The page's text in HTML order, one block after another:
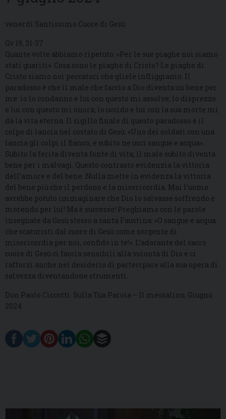
venerdì Santissimo Cuore di Gesù
Gv 19, 31-37
Quante volte abbiamo ripetuto: «Per le sue piaghe noi siamo
stati guariti». Cosa sono le piaghe di Cristo? Le piaghe di
Cristo siamo noi peccatori che gliele infliggiamo. Il
paradosso è che il male che faccio a Dio diventa un bene per
me: io lo condanno e lui con questo mi assolve; lo disprezzo
e lui con questo mi onora; lo uccido e lui con la sua morte mi
dà la vita eterna. Il sigillo finale di questo paradosso è il
colpo di lancia nel costato di Gesù: «Uno dei soldati con una
lancia gli colpì il fianco, e subito ne uscì sangue e acqua».
Subito la ferita diventa fonte di vita; il male subìto diventa
bene per i malvagi. Questo contrasto evidenzia la vittoria
dell’amore e del bene. Nulla mette in evidenza la vittoria
del bene più che il perdono e la misericordia. Mai l’uomo
avrebbe potuto immaginare che Dio lo salvasse soffrendo e
morendo per lui! Ma è successo! Preghiamo con le parole
insegnate da Gesù stesso a santa Faustina: «O sangue e acqua
che scaturisti dal cuore di Gesù come sorgente di
misericordia per noi, confido in te!». L’adorante del sacro
cuore di Gesù ci faccia sensibili alla volontà di Dio e ci
rafforzi anche nel desiderio di partecipare alla sua opera di
salvezza diventandone strumenti.
Don Paolo Ciccotti. Sulla Tua Parola – Il messalino, Giugno
2024